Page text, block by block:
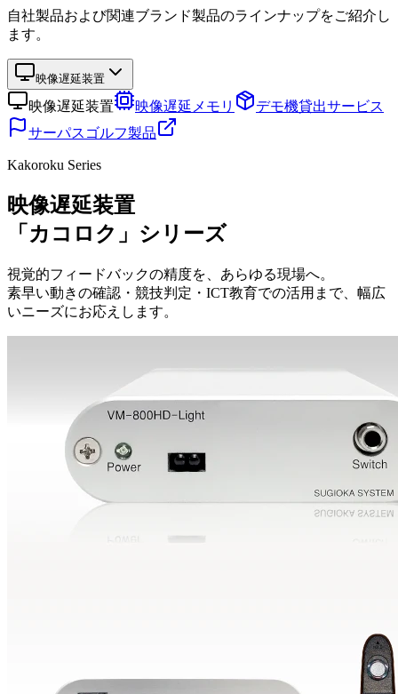
自社製品および関連ブランド製品のラインナップをご紹介し
ます。
映像遅延装置
映像遅延装置 映像遅延メモリ
デモ機貸出サービス
サーパスゴルフ製品
Kakoroku Series
映像遅延装置
「カコロク」シリーズ
視覚的フィードバックの精度を、あらゆる現場へ。
素早い動きの確認・競技判定・ICT教育での活用まで、幅広
いニーズにお応えします。